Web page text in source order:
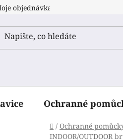
objednávka
Ochranné
Domů
/ Ochranné
INDOOR/OUTDOOR